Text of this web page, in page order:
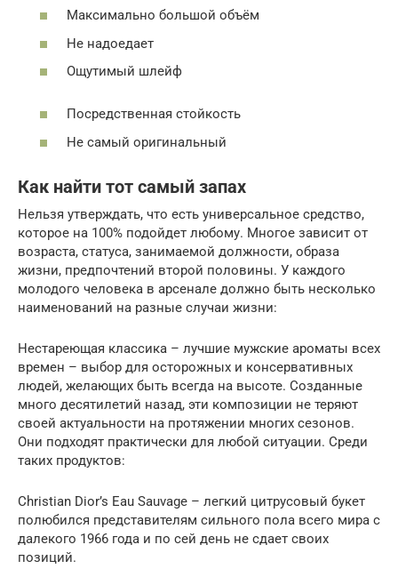
Максимально большой объём
Не надоедает
Ощутимый шлейф
Посредственная стойкость
Не самый оригинальный
Как найти тот самый запах
Нельзя утверждать, что есть универсальное средство,
которое на 100% подойдет любому. Многое зависит от
возраста, статуса, занимаемой должности, образа
жизни, предпочтений второй половины. У каждого
молодого человека в арсенале должно быть несколько
наименований на разные случаи жизни:
Нестареющая классика – лучшие мужские ароматы всех
времен – выбор для осторожных и консервативных
людей, желающих быть всегда на высоте. Созданные
много десятилетий назад, эти композиции не теряют
своей актуальности на протяжении многих сезонов.
Они подходят практически для любой ситуации. Среди
таких продуктов:
Christian Dior’s Eau Sauvage – легкий цитрусовый букет
полюбился представителям сильного пола всего мира с
далекого 1966 года и по сей день не сдает своих
позиций.